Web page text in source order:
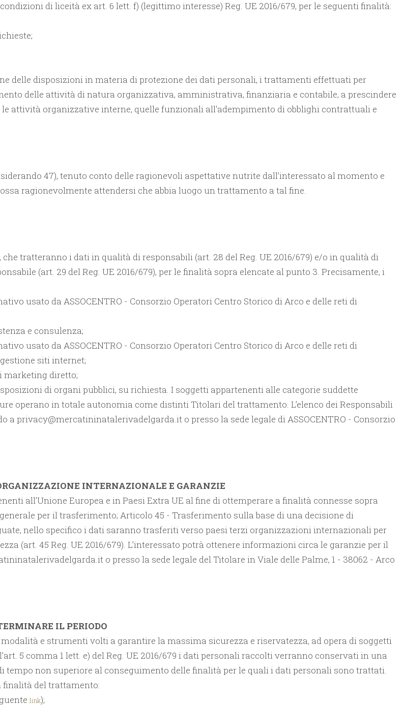
di liceità ex art. 6 lett. f) (legittimo interesse) Reg. UE 2016/679, per le seguenti finalità:
delle disposizioni in materia di protezione dei dati personali, i trattamenti effettuati per
delle attività di natura organizzativa, amministrativa, finanziaria e contabile, a prescindere
attività organizzative interne, quelle funzionali all'adempimento di obblighi contrattuali e
47), tenuto conto delle ragionevoli aspettative nutrite dall’interessato al momento e
ragionevolmente attendersi che abbia luogo un trattamento a tal fine.
tratteranno i dati in qualità di responsabili (art. 28 del Reg. UE 2016/679) e/o in qualità di
(art. 29 del Reg. UE 2016/679), per le finalità sopra elencate al punto 3. Precisamente, i
usato da ASSOCENTRO - Consorzio Operatori Centro Storico di Arco e delle reti di
e consulenza;
usato da ASSOCENTRO - Consorzio Operatori Centro Storico di Arco e delle reti di
siti internet;
marketing diretto;
di organi pubblici, su richiesta. I soggetti appartenenti alle categorie suddette
operano in totale autonomia come distinti Titolari del trattamento. L’elenco dei Responsabili
privacy@mercatininatalerivadelgarda.it o presso la sede legale di ASSOCENTRO - Consorzio
INTERNAZIONALE E GARANZIE
all’Unione Europea e in Paesi Extra UE al fine di ottemperare a finalità connesse sopra
per il trasferimento; Articolo 45 - Trasferimento sulla base di una decisione di
nello specifico i dati saranno trasferiti verso paesi terzi organizzazioni internazionali per
(art. 45 Reg. UE 2016/679). L’interessato potrà ottenere informazioni circa le garanzie per il
o presso la sede legale del Titolare in Viale delle Palme, 1 - 38062 - Arco
IL PERIODO
e strumenti volti a garantire la massima sicurezza e riservatezza, ad opera di soggetti
5 comma 1 lett. e) del Reg. UE 2016/679 i dati personali raccolti verranno conservati in una
tempo non superiore al conseguimento delle finalità per le quali i dati personali sono trattati.
finalità del trattamento:
link);